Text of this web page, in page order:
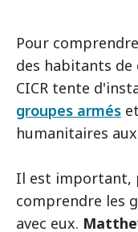
Pour
des habitants de
CICR tente
groupes armés
humanitaires
Il est important,
comprendre les
avec eux.